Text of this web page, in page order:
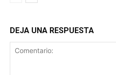
DEJA UNA RESPUESTA